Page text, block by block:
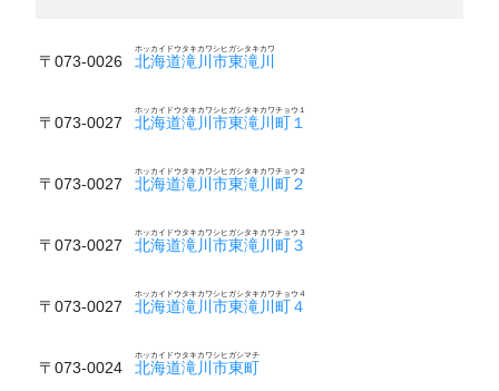
〒073-0026 北海道滝川市東滝川
ホッカイドウタキカワシヒガシタキカワ
〒073-0027 北海道滝川市東滝川町１
ホッカイドウタキカワシヒガシタキカワチョウ１
〒073-0027 北海道滝川市東滝川町２
ホッカイドウタキカワシヒガシタキカワチョウ２
〒073-0027 北海道滝川市東滝川町３
ホッカイドウタキカワシヒガシタキカワチョウ３
〒073-0027 北海道滝川市東滝川町４
ホッカイドウタキカワシヒガシタキカワチョウ４
〒073-0024 北海道滝川市東町
ホッカイドウタキカワシヒガシマチ